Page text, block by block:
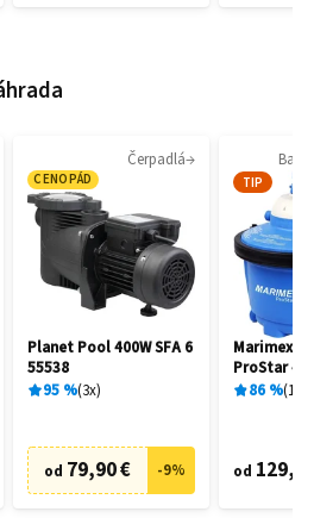
Čerpadlá
CENOPÁD
Planet Pool 400W SFA 6
55538
95% 3x
od 79,90 € -9%
TIP
Marimex
ProStar 4
filtrácia
86% 136
od